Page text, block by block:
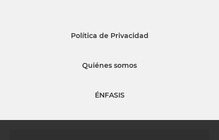
Política de Privacidad
Quiénes somos
ÉNFASIS